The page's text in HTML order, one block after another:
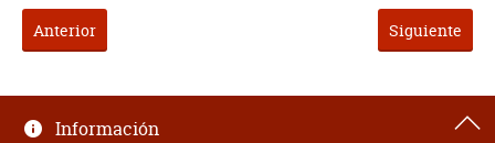
Anterior Siguiente
Información